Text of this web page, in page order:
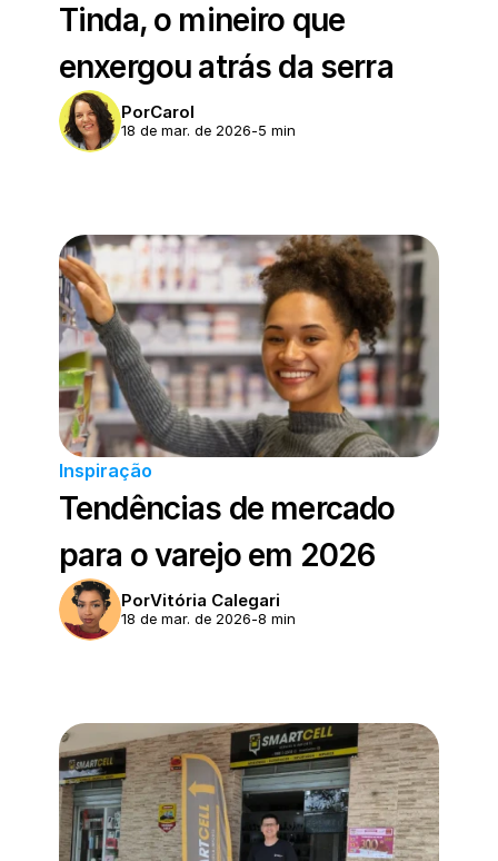
Tinda, o mineiro que
enxergou atrás da serra
PorCarol
18 de mar. de 2026-5 min
Inspiração
Tendências de mercado
para o varejo em 2026
PorVitória Calegari
18 de mar. de 2026-8 min